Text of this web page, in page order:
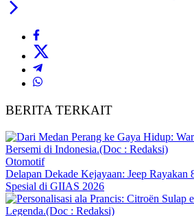
BERITA TERKAIT
Otomotif
Delapan Dekade Kejayaan: Jeep Rayakan
Spesial di GIIAS 2026